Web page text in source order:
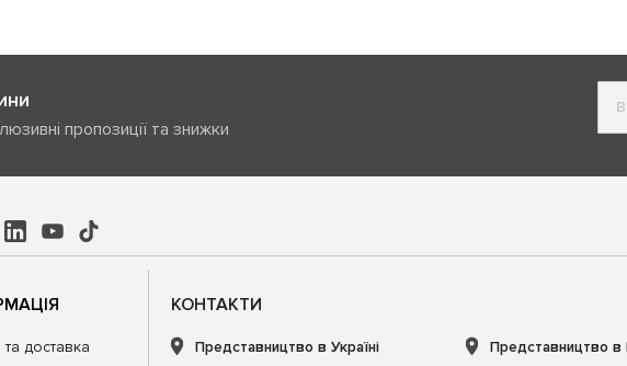
пропозиції та знижки
доставка
КОНТАКТИ
Представництво в Україні
Представництво в